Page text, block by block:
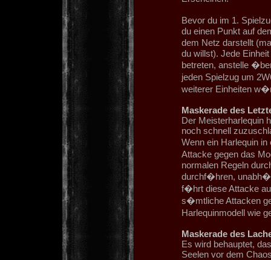
Bevor du im 1.
du einen Punkt auf
dem Netz darstellt
du willst). Jede
betreten, anstelle
jeden Spielzug um
weiterer Einheiten
Maskerade des
Der Meisterharlequin
noch schnell
Wenn ein Harlequin
Attacke gegen das
normalen Regeln
durchf�hren,
f�hrt diese Attacke
s�mtliche Attacken
Harlequinmodell wie
Maskerade des
Es wird behauptet,
Seelen vor dem